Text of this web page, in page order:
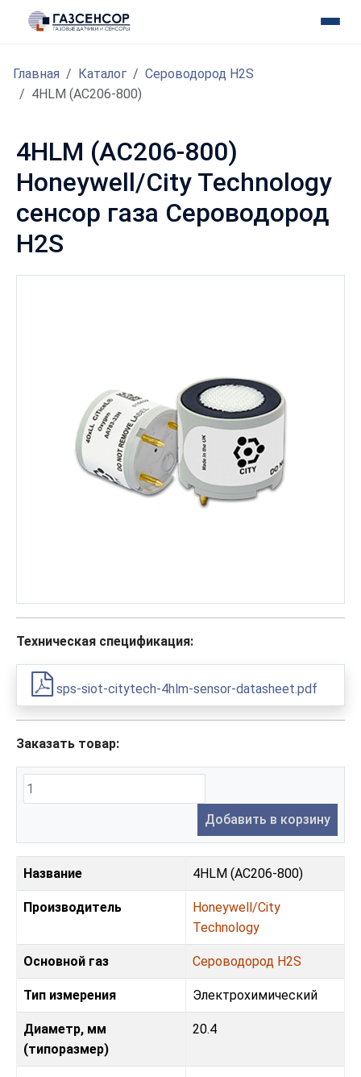
Главная Каталог
Сероводород H2S
4HLM (AC206-800)
4HLM (AC206-800)
Honeywell/City Technology
сенсор газа Сероводород
H2S
Техническая спецификация:
sps-siot-citytech-4hlm-sensor-datasheet.pdf
Заказать товар:
Добавить в корзину
Название 4HLM (AC206-800)
Производитель
Honeywell/City
Technology
Основной газ Сероводород H2S
Тип измерения Электрохимический
Диаметр, мм
(типоразмер)
20.4